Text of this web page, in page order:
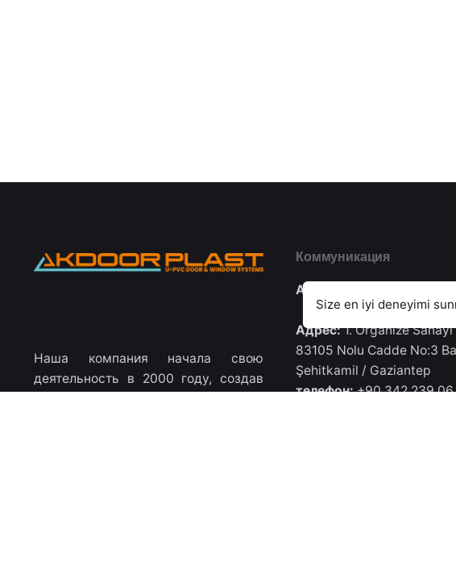
Наша компания начала свою
деятельность в 2000 году, создав
Коммуникация
Akoorplast PVC San. Tic.
Адрес:1. Organize
83105 Nolu Cadde No:3
Şehitkamil / Gaziantep
телефон:+90 342 239 06
Size en iyi deneyimi